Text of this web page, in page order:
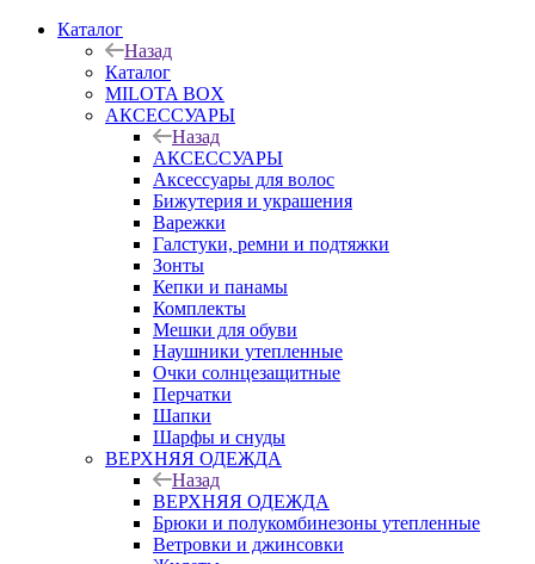
Каталог
Назад
Каталог
MILOTA BOX
АКСЕССУАРЫ
Назад
АКСЕССУАРЫ
Аксессуары для волос
Бижутерия и украшения
Варежки
Галстуки, ремни и подтяжки
Зонты
Кепки и панамы
Комплекты
Мешки для обуви
Наушники утепленные
Очки солнцезащитные
Перчатки
Шапки
Шарфы и снуды
ВЕРХНЯЯ ОДЕЖДА
Назад
ВЕРХНЯЯ ОДЕЖДА
Брюки и полукомбинезоны утепленные
Ветровки и джинсовки